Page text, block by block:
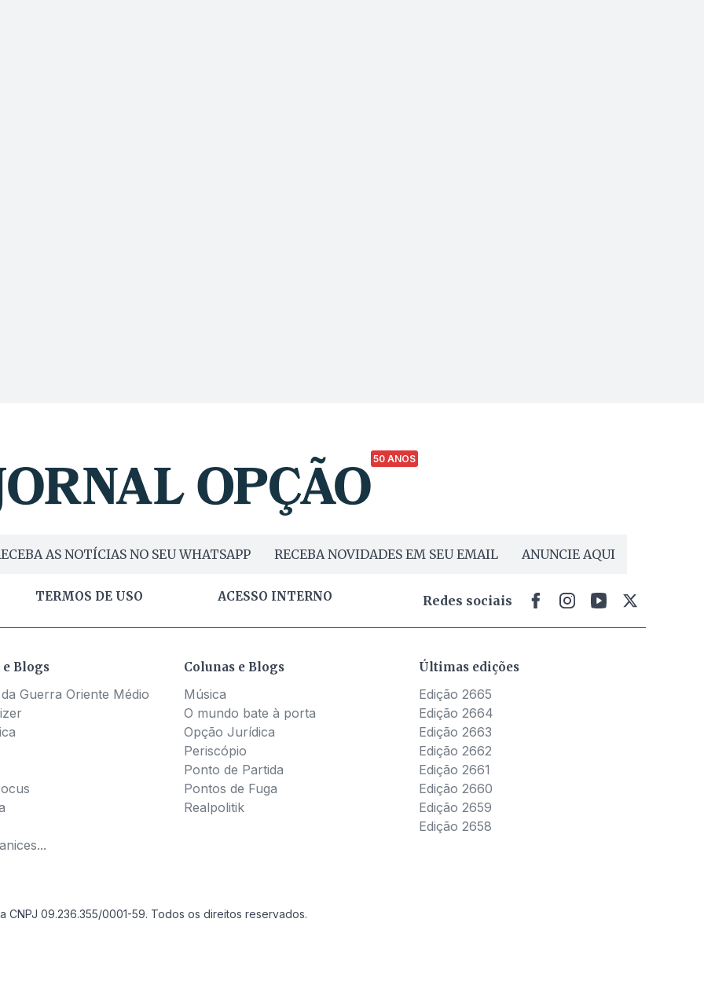
50 ANOS
AS NOTÍCIAS NO SEU WHATSAPP RECEBA NOVIDADES EM SEU EMAIL ANUNCIE AQUI
TERMOS DE USO ACESSO INTERNO Redes sociais
e Blogs
Guerra Oriente Médio
Colunas e Blogs
Música
O mundo bate à porta
Opção Jurídica
Periscópio
Ponto de Partida
Pontos de Fuga
Realpolitik
Últimas edições
Edição 2665
Edição 2664
Edição 2663
Edição 2662
Edição 2661
Edição 2660
Edição 2659
Edição 2658
09.236.355/0001-59. Todos os direitos reservados.